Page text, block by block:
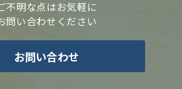
不明な点はお気軽に
問い合わせください
お問い合わせ